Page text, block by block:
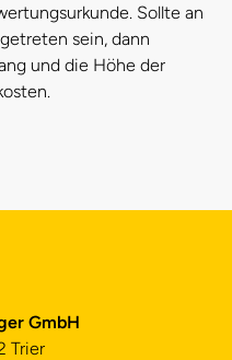
Sollte an
sein, dann
und die Höhe der
GmbH
Trier